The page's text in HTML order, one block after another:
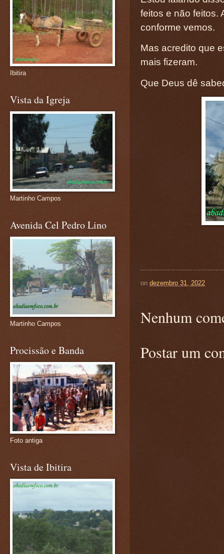
feitos e não feitos.
conforme vemos.
Mas acredito que
mais fizeram.
Que Deus dê
on dezembro 31, 2022
Nenhum
Postar um
Ibitira
Vista da Igreja
Martinho Campos
Avenida Cel Pedro Lino
Martinho Campos
Procissão e Banda
Foto antiga
Vista de Ibitira